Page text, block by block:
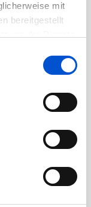
mit
bereitgestellt